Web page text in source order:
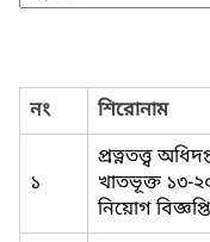
নং শিরোনাম
১
প্রত্নতত্ত্ব
খাতভূক্ত ১৩-
নিয়োগ